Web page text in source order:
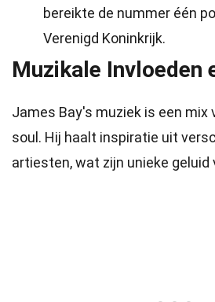
bereikte de nummer één
Verenigd Koninkrijk.
Muzikale Invloeden
James Bay's muziek is een mix
soul. Hij haalt inspiratie uit
artiesten, wat zijn unieke geluid